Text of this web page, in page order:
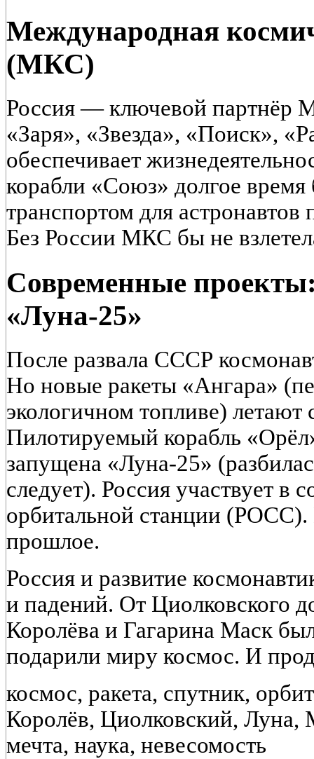
Международная
(МКС)
Россия — ключевой партнёр
«Заря», «Звезда», «Поиск»,
обеспечивает
корабли «Союз» долгое
транспортом для астронавтов
Без России МКС бы не
Современные
«Луна-25»
После развала СССР
Но новые ракеты «Ангара»
экологичном топливе) летают
Пилотируемый корабль
запущена «Луна-25»
следует). Россия участвует в
орбитальной станции
прошлое.
Россия и развитие
и падений. От Циолковского
Королёва и Гагарина Маск
подарили миру космос. И
космос, ракета, спутник,
Королёв, Циолковский,
мечта, наука, невесомость